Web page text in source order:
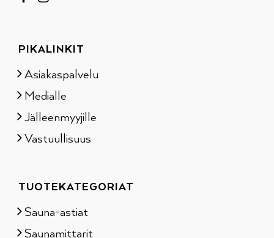
PIKALINKIT
Asiakaspalvelu
Medialle
Jälleenmyyjille
Vastuullisuus
TUOTEKATEGORIAT
Sauna-astiat
Saunamittarit